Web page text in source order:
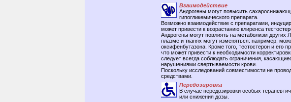
Взаимодействие
Андрогены могут повысить
гипогликемического препарата.
Возможно взаимодействие с препаратами,
может привести к возрастанию клиренса
Андрогены могут повлиять на метаболизм других
плазме и тканях могут изменяться: например,
оксифенбутазона. Кроме того, тестостерон и его
что может привести к необходимости
следует всегда соблюдать ограничения,
нарушениями свертываемости крови.
Поскольку исследований совместимости не
средствами.
Передозировка
В случае передозировки особых
или снижения дозы.